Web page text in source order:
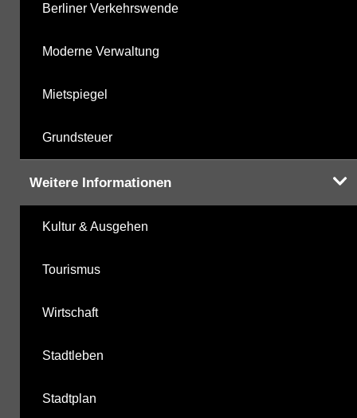
Berliner Verkehrswende
Moderne Verwaltung
Mietspiegel
Grundsteuer
Weitere Informationen
Kultur & Ausgehen
Tourismus
Wirtschaft
Stadtleben
Stadtplan